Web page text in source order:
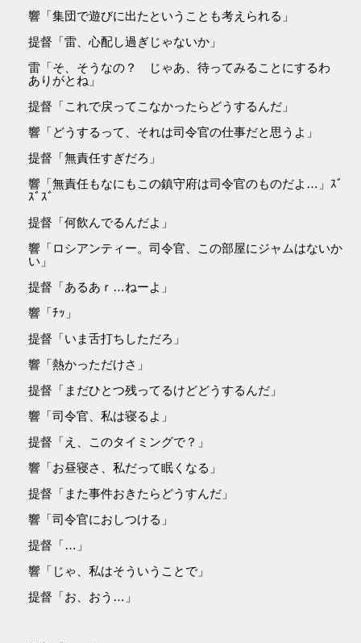
響「集団で遊びに出たということも考えられる」
提督「雷、心配し過ぎじゃないか」
雷「そ、そうなの？ じゃあ、待ってみることにするわ
ありがとね」
提督「これで戻ってこなかったらどうするんだ」
響「どうするって、それは司令官の仕事だと思うよ」
提督「無責任すぎだろ」
響「無責任もなにもこの鎮守府は司令官のものだよ…」ｽﾞ
ｽﾞｽﾞ
提督「何飲んでるんだよ」
響「ロシアンティー。司令官、この部屋にジャムはないか
い」
提督「あるあｒ…ねーよ」
響「ﾁｯ」
提督「いま舌打ちしただろ」
響「熱かっただけさ」
提督「まだひとつ残ってるけどどうするんだ」
響「司令官、私は寝るよ」
提督「え、このタイミングで？」
響「お昼寝さ、私だって眠くなる」
提督「また事件おきたらどうすんだ」
響「司令官におしつける」
提督「…」
響「じゃ、私はそういうことで」
提督「お、おう…」